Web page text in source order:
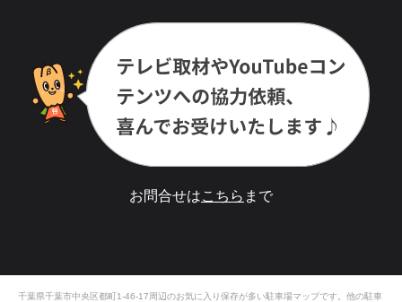
お問合せはこちら まで
千葉県千葉市中央区都町1-46-17 周辺のお気に入り保存が多い駐車場マップです。他の駐車